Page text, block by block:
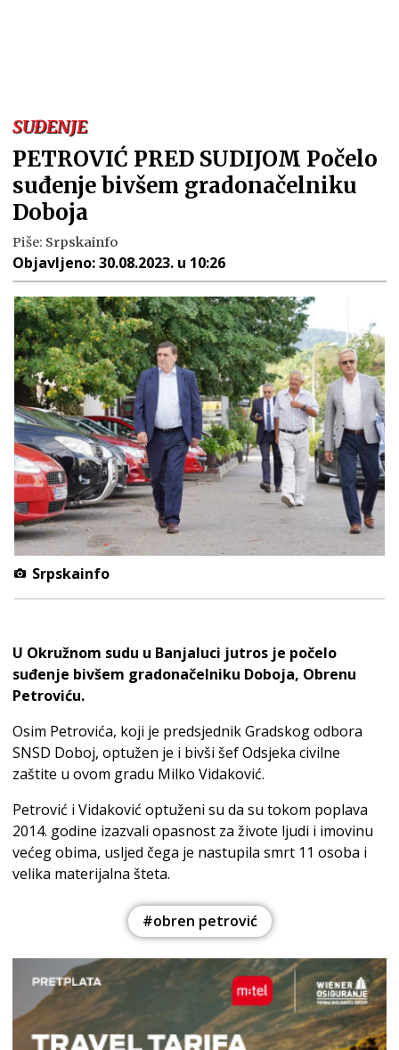
SUĐENJE
PETROVIĆ PRED SUDIJOM Počelo
suđenje bivšem gradonačelniku
Doboja
Piše: Srpskainfo
Objavljeno:30.08.2023. u 10:26
Srpskainfo
U Okružnom sudu u Banjaluci jutros je počelo
suđenje bivšem gradonačelniku Doboja, Obrenu
Petroviću.
Osim Petrovića, koji je predsjednik Gradskog odbora
SNSD Doboj, optužen je i bivši šef Odsjeka civilne
zaštite u ovom gradu Milko Vidaković.
Petrović i Vidaković optuženi su da su tokom poplava
2014. godine izazvali opasnost za živote ljudi i imovinu
većeg obima, usljed čega je nastupila smrt 11 osoba i
velika materijalna šteta.
#obren petrović